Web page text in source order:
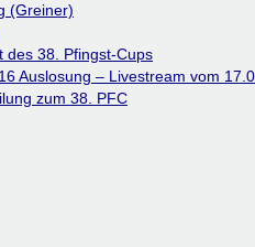
(Greiner)
des 38. Pfingst-Cups
Auslosung – Livestream vom
zum 38. PFC